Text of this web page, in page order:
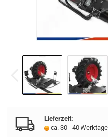
Lieferzeit:
ca. 30 - 40 Werktage